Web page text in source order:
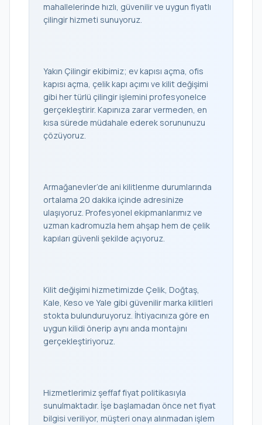
mahallelerinde hızlı, güvenilir ve uygun fiyatlı
çilingir hizmeti sunuyoruz.
Yakın Çilingir ekibimiz; ev kapısı açma, ofis
kapısı açma, çelik kapı açımı ve kilit değişimi
gibi her türlü çilingir işlemini profesyonelce
gerçekleştirir. Kapınıza zarar vermeden, en
kısa sürede müdahale ederek sorununuzu
çözüyoruz.
Armağanevler’de ani kilitlenme durumlarında
ortalama 20 dakika içinde adresinize
ulaşıyoruz. Profesyonel ekipmanlarımız ve
uzman kadromuzla hem ahşap hem de çelik
kapıları güvenli şekilde açıyoruz.
Kilit değişimi hizmetimizde Çelik, Doğtaş,
Kale, Keso ve Yale gibi güvenilir marka kilitleri
stokta bulunduruyoruz. İhtiyacınıza göre en
uygun kilidi önerip aynı anda montajını
gerçekleştiriyoruz.
Hizmetlerimiz şeffaf fiyat politikasıyla
sunulmaktadır. İşe başlamadan önce net fiyat
bilgisi veriliyor, müşteri onayı alınmadan işlem